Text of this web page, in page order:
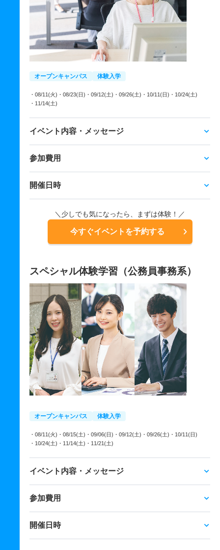
オープンキャンパス 体験入学
・08/11(火) ・08/23(日) ・09/12(土) ・09/26(土) ・10/11(日) ・10/24(土)
・11/14(土)
イベント内容・メッセージ
参加費用
開催日時
＼少しでも気になったら、まずは体験！／
今すぐイベントを予約する
スペシャル体験学習（公務員事務系）
オープンキャンパス 体験入学
・08/11(火) ・08/15(土) ・09/06(日) ・09/12(土) ・09/26(土) ・10/11(日)
・10/24(土) ・11/14(土) ・11/21(土)
イベント内容・メッセージ
参加費用
開催日時